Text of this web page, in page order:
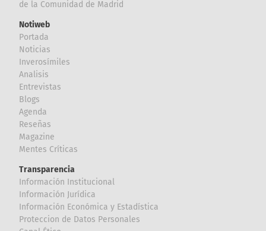
de la Comunidad de Madrid
Notiweb
Portada
Noticias
Inverosímiles
Analisis
Entrevistas
Blogs
Agenda
Reseñas
Magazine
Mentes Críticas
Transparencia
Información Institucional
Información Jurídica
Información Económica y Estadística
Proteccion de Datos Personales